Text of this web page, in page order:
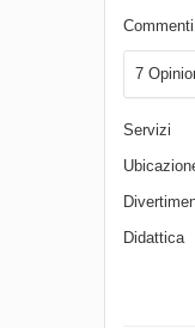
7
Servizi
Didattica